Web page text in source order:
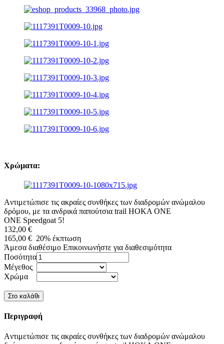
Χρώματα:
Aντιμετώπισε τις ακραίες συνθήκες των διαδρομών ανώμαλου
δρόμου, με τα ανδρικά παπούτσια trail HOKA ONE
ONE Speedgoat 5!
132,00 €
165,00 € 20% έκπτωση
Άμεσα διαθέσιμο Επικοινωνήστε για διαθεσιμότητα
Ποσότητα
Μέγεθος
Χρώμα
Περιγραφή
Aντιμετώπισε τις ακραίες συνθήκες των διαδρομών ανώμαλου